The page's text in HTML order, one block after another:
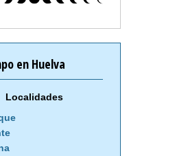
en Huelva
Localidades